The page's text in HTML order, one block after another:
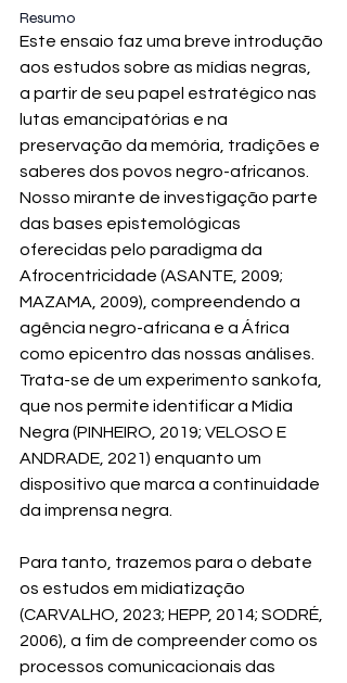
Resumo
Este ensaio faz uma breve introdução
aos estudos sobre as mídias negras,
a partir de seu papel estratégico nas
lutas emancipatórias e na
preservação da memória, tradições e
saberes dos povos negro-africanos.
Nosso mirante de investigação parte
das bases epistemológicas
oferecidas pelo paradigma da
Afrocentricidade (ASANTE, 2009;
MAZAMA, 2009), compreendendo a
agência negro-africana e a África
como epicentro das nossas análises.
Trata-se de um experimento sankofa,
que nos permite identificar a Mídia
Negra (PINHEIRO, 2019; VELOSO E
ANDRADE, 2021) enquanto um
dispositivo que marca a continuidade
da imprensa negra.
Para tanto, trazemos para o debate
os estudos em midiatização
(CARVALHO, 2023; HEPP, 2014; SODRÉ,
2006), a fim de compreender como os
processos comunicacionais das